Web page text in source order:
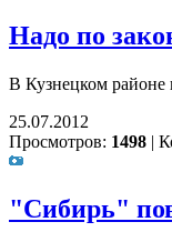
Надо по
В Кузнецком районе
25.07.2012
Просмотров: 1498 |
"Сибирь"